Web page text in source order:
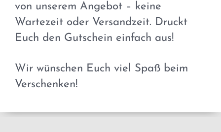
von unserem Angebot – keine
Wartezeit oder Versandzeit. Druckt
Euch den Gutschein einfach aus!
Wir wünschen Euch viel Spaß beim
Verschenken!